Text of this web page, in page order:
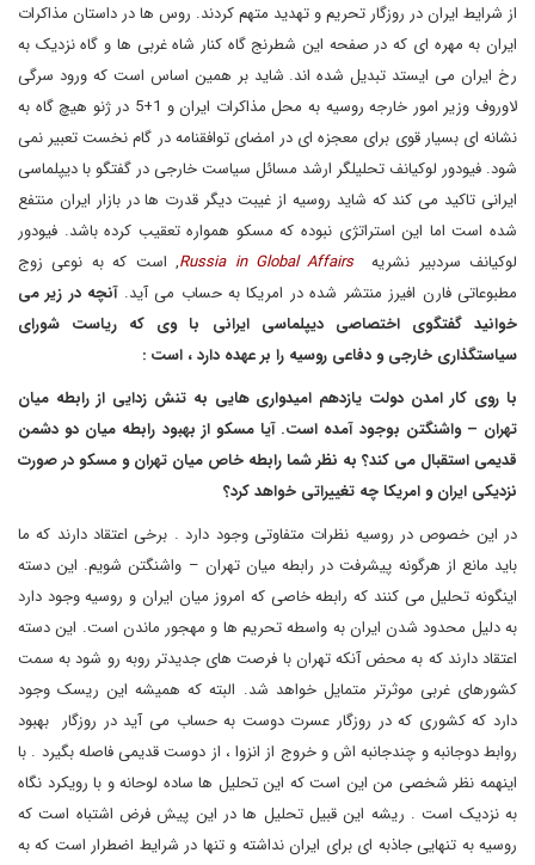
از شرایط ایران در روزگار تحریم و تهدید متهم کردند. روس ها در داستان مذاکرات
ایران به مهره ای که در صفحه این شطرنج گاه کنار شاه غربی ها و گاه نزدیک به
رخ ایران می ایستد تبدیل شده اند. شاید بر همین اساس است که ورود سرگی
لاوروف وزیر امور خارجه روسیه به محل مذاکرات ایران و 1+5 در ژنو هیچ گاه به
نشانه ای بسیار قوی برای معجزه ای در امضای توافقنامه در گام نخست تعبیر نمی
شود. فیودور لوکیانف تحلیلگر ارشد مسائل سیاست خارجی در گفتگو با دیپلماسی
ایرانی تاکید می کند که شاید روسیه از غیبت دیگر قدرت ها در بازار ایران منتفع
شده است اما این استراتژی نبوده که مسکو همواره تعقیب کرده باشد. فیودور
لوکیانف سردبیر نشریهRussia in Global Affairs
,است که به نوعی زوج
مطبوعاتی فارن افیرز منتشر شده در امریکا به حساب می آید. آنچه در زیر می
خوانید گفتگوی اختصاصی دیپلماسی ایرانی با وی که ریاست شورای
سیاستگذاری خارجی و دفاعی روسیه را بر عهده دارد ، است :
با روی کار امدن دولت یازدهم امیدواری هایی به تنش زدایی از رابطه میان
تهران – واشنگتن بوجود آمده است. آیا مسکو از بهبود رابطه میان دو دشمن
قدیمی استقبال می کند؟ به نظر شما رابطه خاص میان تهران و مسکو در صورت
نزدیکی ایران و امریکا چه تغییراتی خواهد کرد؟
در این خصوص در روسیه نظرات متفاوتی وجود دارد . برخی اعتقاد دارند که ما
باید مانع از هرگونه پیشرفت در رابطه میان تهران – واشنگتن شویم. این دسته
اینگونه تحلیل می کنند که رابطه خاصی که امروز میان ایران و روسیه وجود دارد
به دلیل محدود شدن ایران به واسطه تحریم ها و مهجور ماندن است. این دسته
اعتقاد دارند که به محض آنکه تهران با فرصت های جدیدتر روبه رو شود به سمت
کشورهای غربی موثرتر متمایل خواهد شد. البته که همیشه این ریسک وجود
دارد که کشوری که در روزگار عسرت دوست به حساب می آید در روزگار بهبود
روابط دوجانبه و چندجانبه اش و خروج از انزوا ، از دوست قدیمی فاصله بگیرد . با
اینهمه نظر شخصی من این است که این تحلیل ها ساده لوحانه و با رویکرد نگاه
به نزدیک است . ریشه این قبیل تحلیل ها در این پیش فرض اشتباه است که
روسیه به تنهایی جاذبه ای برای ایران نداشته و تنها در شرایط اضطرار است که به